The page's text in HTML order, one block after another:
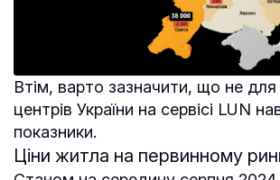
Втім, варто зазначити, що не для
центрів України на сервісі LUN
показники.
Ціни житла на первинному